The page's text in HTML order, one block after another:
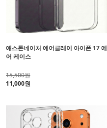
애스톤네이처 에어클레이 아이폰 17 에
어 케이스
15,500원
11,000원